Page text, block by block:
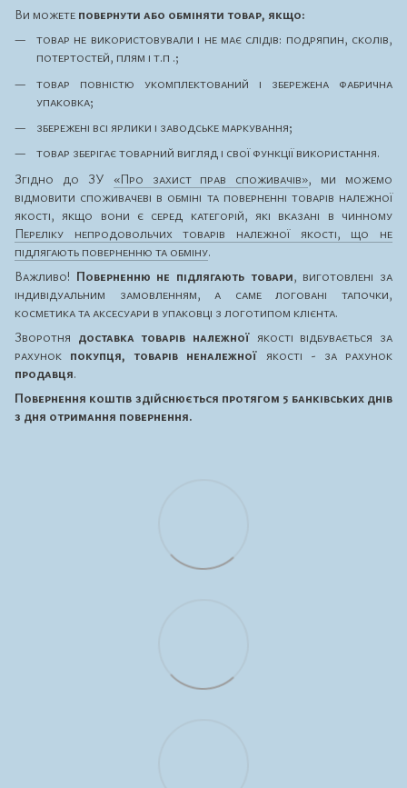
Ви можете повернути або обміняти товар, якщо:
товар не використовували і не має слідів: подряпин, сколів,
потертостей, плям і т.п .;
товар повністю укомплектований і збережена фабрична
упаковка;
збережені всі ярлики і заводське маркування;
товар зберігає товарний вигляд і свої функції використання.
Згідно до ЗУ «Про захист прав споживачів», ми можемо
відмовити споживачеві в обміні та поверненні товарів належної
якості, якщо вони є серед категорій, які вказані в чинному
Переліку непродовольчих товарів належної якості, що не
підлягають поверненню та обміну.
Важливо! Поверненню не підлягають товари, виготовлені за
індивідуальним замовленням, а саме логовані тапочки,
косметика та аксесуари в упаковці з логотипом клієнта.
Зворотня доставка товарів належної якості відбувається за
рахунок покупця, товарів неналежної якості - за рахунок
продавця.
Повернення коштів здійснюється протягом 5 банківських днів
з дня отримання повернення.